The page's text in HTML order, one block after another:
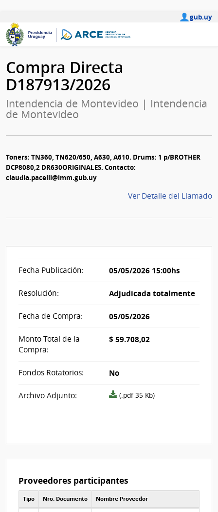
gub.uy
Compra Directa
D187913/2026
Intendencia de Montevideo | Intendencia
de Montevideo
Toners: TN360, TN620/650, A630, A610. Drums: 1 p/BROTHER
DCP8080,2 DR630ORIGINALES. Contacto:
claudia.pacelli@imm.gub.uy
Ver Detalle del Llamado
Fecha Publicación: 05/05/2026 15:00hs
Resolución: Adjudicada totalmente
Fecha de Compra: 05/05/2026
Monto Total de la
Compra:
$ 59.708,02
Fondos Rotatorios: No
Archivo Adjunto:
Archivo
acta_i490156.pdf
(.pdf 35 Kb)
Proveedores participantes
Tipo Nro. Documento Nombre Proveedor